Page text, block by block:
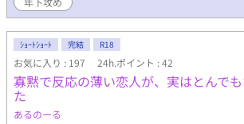
君のガチ恋全開本気セックスが炸裂します。
からの転載です。
ｼｮｰﾄｼｮｰﾄ 完結 R18
お気に入り : 197 24h.ポイント : 42
寡黙で反応の薄い恋人が、実はとんで
た
あるのーる